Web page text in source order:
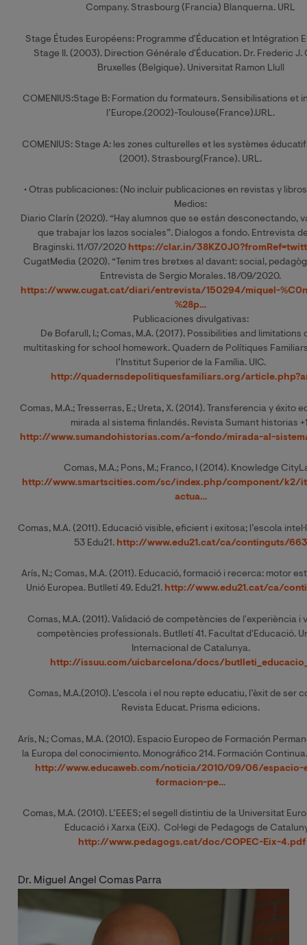
Company. Strasbourg (Francia) Blanquerna. URL
Stage Études Européens: Programme d'Éducation et Intégration
Stage II. (2003). Direction Générale d'Éducation. Dr. Frederic J.
Bruxelles (Belgique). Universitat Ramon Llull
COMENIUS:Stage B: Formation du formateurs. Sensibilisations et
l’Europe.(2002)-Toulouse(France).URL.
COMENIUS: Stage A: les zones culturelles et les systèmes
(2001). Strasbourg(France). URL.
• Otras publicaciones: (No incluir publicaciones en revistas y
Medios:
Diario Clarín (2020). “Hay alumnos que se están desconectando,
que trabajar los lazos sociales”. Dialogos a fondo. Entrevista
Braginski. 11/07/2020 https://clar.in/
CugatMedia (2020). “Tenim tres bretxes al davant: social,
Entrevista de Sergio Morales. 18/09/2020.
https://www.cugat.cat/diari/entrevista/150294/miquel-
%28p…
Publicaciones divulgativas:
De Bofarull, I.; Comas, M.A. (2017). Possibilities and limitations
multitasking for school homework. Quadern de Polítiques
l’Institut Superior de la Família. UIC.
http://quadernsdepolitiquesfamiliars.org/
Comas, M.A.; Tresserras, E.; Ureta, X. (2014). Transferencia y éxito
mirada al sistema finlandés. Revista Sumant historias
http://www.sumandohistorias.com/a-fondo/mirada-al-
Comas, M.A.; Pons, M.; Franco, I (2014). Knowledge
http://www.smartscities.com/sc/index.php/component/k2/
actua…
Comas, M.A. (2011). Educació visible, eficient i exitosa; l’escola
53 Edu21. http://www.edu21.cat/ca/continguts/663
Arís, N.; Comas, M.A. (2011). Educació, formació i recerca: motor
Unió Europea. Butlletí 49. Edu21. http://www.edu21.cat/ca/
Comas, M.A. (2011). Validació de competències de l'experiència i
competències professionals. Butlletí 41. Facultat d'Educació.
Internacional de Catalunya.
http://issuu.com/uicbarcelona/docs/
Comas, M.A.(2010). L’escola i el nou repte educatiu, l’èxit de ser
Revista Educat. Prisma edicions.
Arís, N.; Comas, M.A. (2010). Espacio Europeo de Formación
la Europa del conocimiento. Monográfico 214. Formación
http://www.educaweb.com/noticia/2010/09/06/espacio-
formacion-pe…
Comas, M.A. (2010). L’EEES; el segell distintiu de la Universitat
Educació i Xarxa (EiX). Col·legi de Pedagogs de
http://www.pedagogs.cat/doc/COPEC-Eix-4.pdf
Dr. Miguel Angel Comas Parra